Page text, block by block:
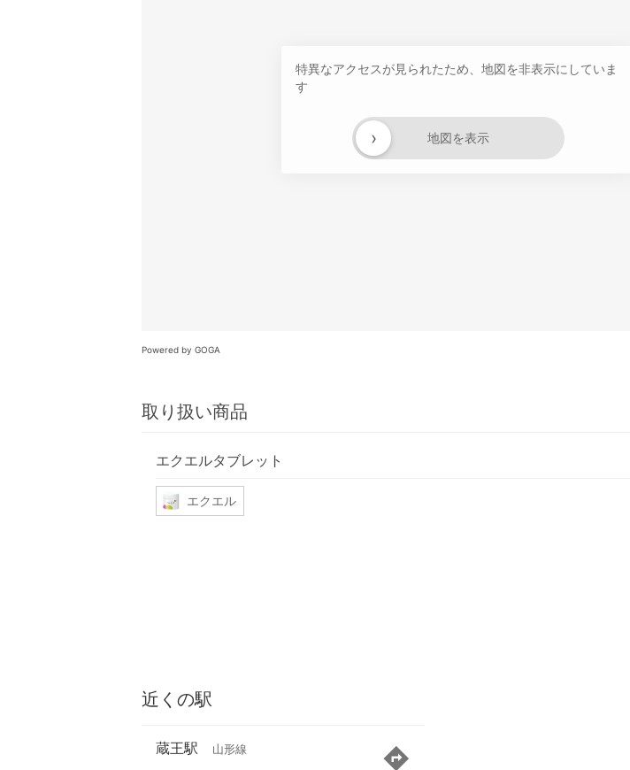
特異なアクセスが見られたため、地図を非表示にしていま
す
地図を表示
›
Powered by GOGA
取り扱い商品
エクエルタブレット
エクエル
近くの駅
蔵王駅 山形線